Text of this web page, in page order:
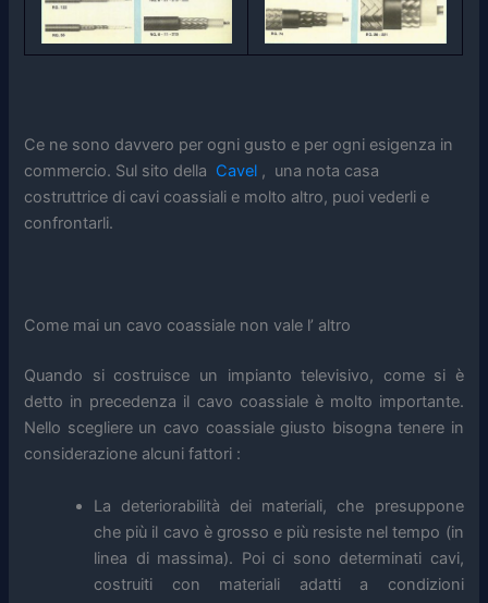
Ce ne sono davvero per ogni gusto e per ogni esigenza in
commercio. Sul sito della Cavel , una nota casa
costruttrice di cavi coassiali e molto altro, puoi vederli e
confrontarli.
Come mai un cavo coassiale non vale l’ altro
Quando si costruisce un impianto televisivo, come si è
detto in precedenza il cavo coassiale è molto importante.
Nello scegliere un cavo coassiale giusto bisogna tenere in
considerazione alcuni fattori :
La deteriorabilità dei materiali, che presuppone
che più il cavo è grosso e più resiste nel tempo (in
linea di massima). Poi ci sono determinati cavi,
costruiti con materiali adatti a condizioni